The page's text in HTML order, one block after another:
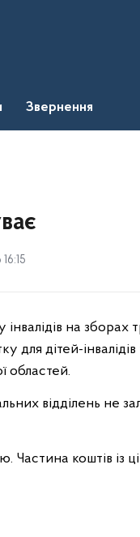
Звернення
на зборах
дітей-інвалідів
областей.
відділень не
Частина коштів із